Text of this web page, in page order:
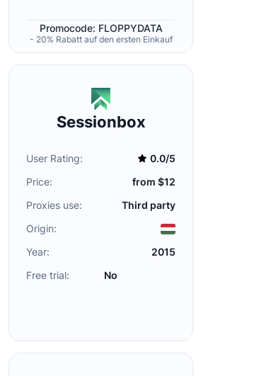
Promocode: FLOPPYDATA
- 20% Rabatt auf den ersten Einkauf
Sessionbox
User Rating:
0.0/5
Price:
from $12
Proxies use:
Third party
Origin:
Year:
2015
Free trial:
No